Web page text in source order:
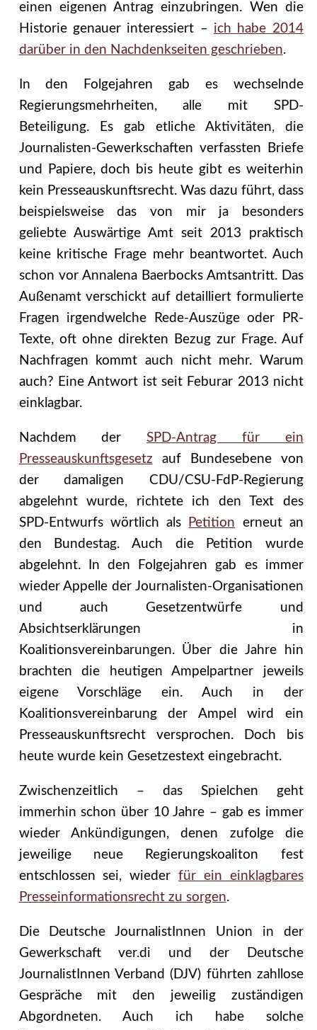
einen eigenen Antrag einzubringen. Wen die
Historie genauer interessiert – ich habe 2014
darüber in den Nachdenkseiten geschrieben.
In den Folgejahren gab es wechselnde
Regierungsmehrheiten, alle mit SPD-
Beteiligung. Es gab etliche Aktivitäten, die
Journalisten-Gewerkschaften verfassten Briefe
und Papiere, doch bis heute gibt es weiterhin
kein Presseauskunftsrecht. Was dazu führt, dass
beispielsweise das von mir ja besonders
geliebte Auswärtige Amt seit 2013 praktisch
keine kritische Frage mehr beantwortet. Auch
schon vor Annalena Baerbocks Amtsantritt. Das
Außenamt verschickt auf detailliert formulierte
Fragen irgendwelche Rede-Auszüge oder PR-
Texte, oft ohne direkten Bezug zur Frage. Auf
Nachfragen kommt auch nicht mehr. Warum
auch? Eine Antwort ist seit Feburar 2013 nicht
einklagbar.
Nachdem derSPD-Antrag für ein
Presseauskunftsgesetz auf Bundesebene von
der damaligen CDU/CSU-FdP-Regierung
abgelehnt wurde, richtete ich den Text des
SPD-Entwurfs wörtlich als
Petition erneut an
den Bundestag. Auch die Petition wurde
abgelehnt. In den Folgejahren gab es immer
wieder Appelle der Journalisten-Organisationen
und auch Gesetzentwürfe und
Absichtserklärungen in
Koalitionsvereinbarungen. Über die Jahre hin
brachten die heutigen Ampelpartner jeweils
eigene Vorschläge ein. Auch in der
Koalitionsvereinbarung der Ampel wird ein
Presseauskunftsrecht versprochen. Doch bis
heute wurde kein Gesetzestext eingebracht.
Zwischenzeitlich – das Spielchen geht
immerhin schon über 10 Jahre – gab es immer
wieder Ankündigungen, denen zufolge die
jeweilige neue Regierungskoaliton fest
entschlossen sei, wiederfür ein einklagbares
Presseinformationsrecht zu sorgen.
Die Deutsche JournalistInnen Union in der
Gewerkschaft ver.di und der Deutsche
JournalistInnen Verband (DJV) führten zahllose
Gespräche mit den jeweilig zuständigen
Abgordneten. Auch ich habe solche